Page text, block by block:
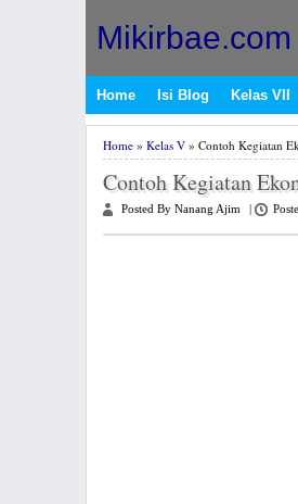
Mikirbae.com
Home Isi Blog Kelas VII
Home» Kelas V» Contoh Kegiatan
Contoh Kegiatan
Posted By Nanang Ajim